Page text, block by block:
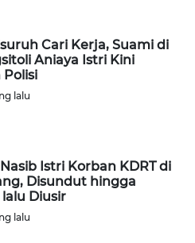
Cari Kerja, Suami di
Aniaya Istri Kini
lalu
Istri Korban KDRT di
Disundut hingga
Diusir
lalu